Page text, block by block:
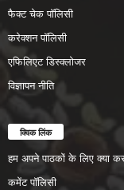
फैक्ट चेक पॉलिसी
करेक्शन पॉलिसी
एफिलिएट डिस्क्लोजर
विज्ञापन नीति
क्विक लिंक
हम अपने पाठकों के लिए क्या
कमेंट पॉलिसी